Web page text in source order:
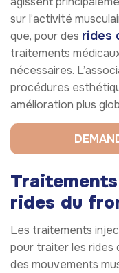
sur l’activité
que, pour des rides
traitements
nécessaires.
procédures
amélioration plus
rides du
Les traitements
pour traiter les rides
des mouvements